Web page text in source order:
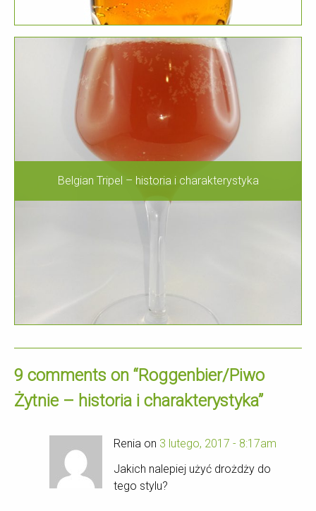
Belgian Tripel – historia i charakterystyka
9 comments on “Roggenbier/Piwo
Żytnie – historia i charakterystyka”
Renia on 3 lutego, 2017 - 8:17am
Jakich nalepiej użyć drożdży do
tego stylu?